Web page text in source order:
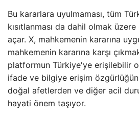
Bu kararlara uyulmaması, tüm
kısıtlanması da dahil olmak
açar. X, mahkemenin kararına
mahkemenin kararına karşı
platformun Türkiye'ye erişilebilir
ifade ve bilgiye erişim
doğal afetlerden ve diğer acil
hayati önem taşıyor.